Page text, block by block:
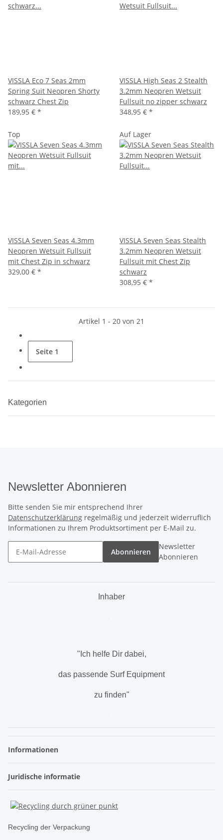
VISSLA Eco 7 Seas 2mm
Spring Suit Neopren Shorty
schwarz Chest Zip
189,95 € *
VISSLA High Seas 2 Stealth
3.2mm Neopren Wetsuit
Fullsuit no zipper schwarz
348,95 € *
Top
VISSLA Seven Seas 4.3mm
Neopren Wetsuit Fullsuit
mit Chest Zip in schwarz
329,00 € *
Auf Lager
VISSLA Seven Seas Stealth
3.2mm Neopren Wetsuit
Fullsuit mit Chest Zip
schwarz
308,95 € *
Artikel 1 - 20 von 21
Seite 1
Kategorien
Newsletter Abonnieren
Bitte senden Sie mir entsprechend Ihrer
Datenschutzerklärung regelmäßig und jederzeit widerruflich
Informationen zu Ihrem Produktsortiment per E-Mail zu.
Abonnieren
Newsletter
Abonnieren
Inhaber
"Ich helfe Dir dabei,
das passende Surf Equipment
zu finden"
Informationen
Juridische informatie
Recycling der Verpackung